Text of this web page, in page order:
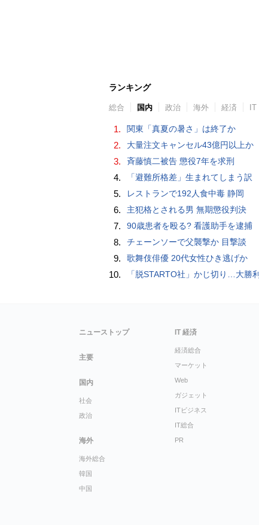
ランキング
総合 国内 政治 海外 経済 IT
1. 関東「真夏の暑さ」は終了か
2. 大量注文キャンセル43億円以上か
3. 斉藤慎二被告 懲役7年を求刑
4. 「避難所格差」生まれてしまう訳
5. レストランで192人食中毒 静岡
6. 主犯格とされる男 無期懲役判決
7. 90歳患者を殴る? 看護助手を逮捕
8. チェーンソーで父襲撃か 目撃談
9. 歌舞伎俳優 20代女性ひき逃げか
10. 「脱STARTO社」かじ切り…大勝利
ニューストップ
主要
国内
社会
政治
海外
海外総合
韓国
中国
IT 経済
経済総合
マーケット
Web
ガジェット
ITビジネス
IT総合
PR